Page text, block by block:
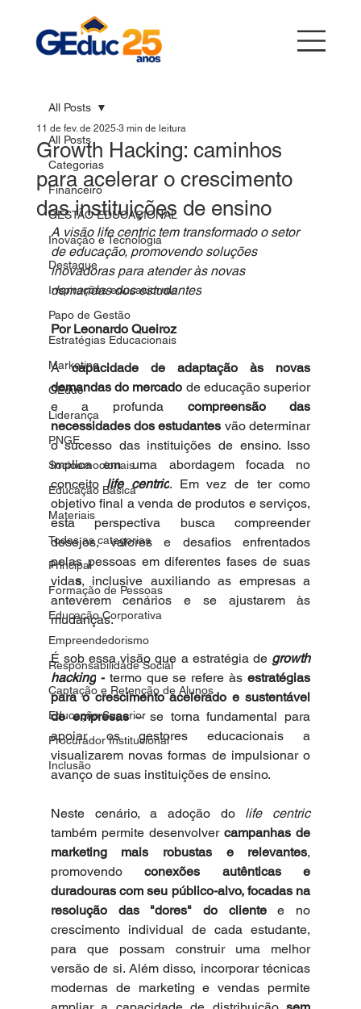
All Posts
Categorias
Financeiro
GESTÃO EDUCACIONAL
Inovação e Tecnologia
Destaque
Inspirações educacionais
Papo de Gestão
Estratégias Educacionais
Marketing
GEduc
Liderança
PNGE
Socioemocionais
Educação Básica
Materiais
Todas as categorias
Principal
Formação de Pessoas
Educação Corporativa
Empreendedorismo
Responsabilidade Social
Captação e Retenção de Alunos
Educação Superior
Procurador Institucional
Inclusão
All Posts
Growth Hacking: caminhos
para acelerar o crescimento
das instituições de ensino
11 de fev. de 2025 3 min de leitura
A visão life centric tem transformado o setor
de educação, promovendo soluções
inovadoras para atender às novas
demandas dos estudantes
Por Leonardo Queiroz
A capacidade de adaptação às novas
demandas do mercado de educação superior
e a profunda compreensão das
necessidades dos estudantes vão determinar
o sucesso das instituições de ensino. Isso
implica em uma abordagem focada no
conceito life centric. Em vez de ter como
objetivo final a venda de produtos e serviços,
esta perspectiva busca compreender
desejos, valores e desafios enfrentados
pelas pessoas em diferentes fases de suas
vidas, inclusive auxiliando as empresas a
anteverem cenários e se ajustarem às
mudanças.
É sob essa visão que a estratégia de growth
hacking - termo que se refere às estratégias
para o crescimento acelerado e sustentável
de empresas – se torna fundamental para
apoiar os gestores educacionais a
visualizarem novas formas de impulsionar o
avanço de suas instituições de ensino.
Neste cenário, a adoção do
life centric
também permite desenvolver campanhas de
marketing mais robustas e relevantes,
promovendo conexões autênticas e
duradouras com seu público-alvo, focadas na
resolução das "dores" do cliente e no
crescimento individual de cada estudante,
para que possam construir uma melhor
versão de si. Além disso, incorporar técnicas
modernas de marketing e vendas permite